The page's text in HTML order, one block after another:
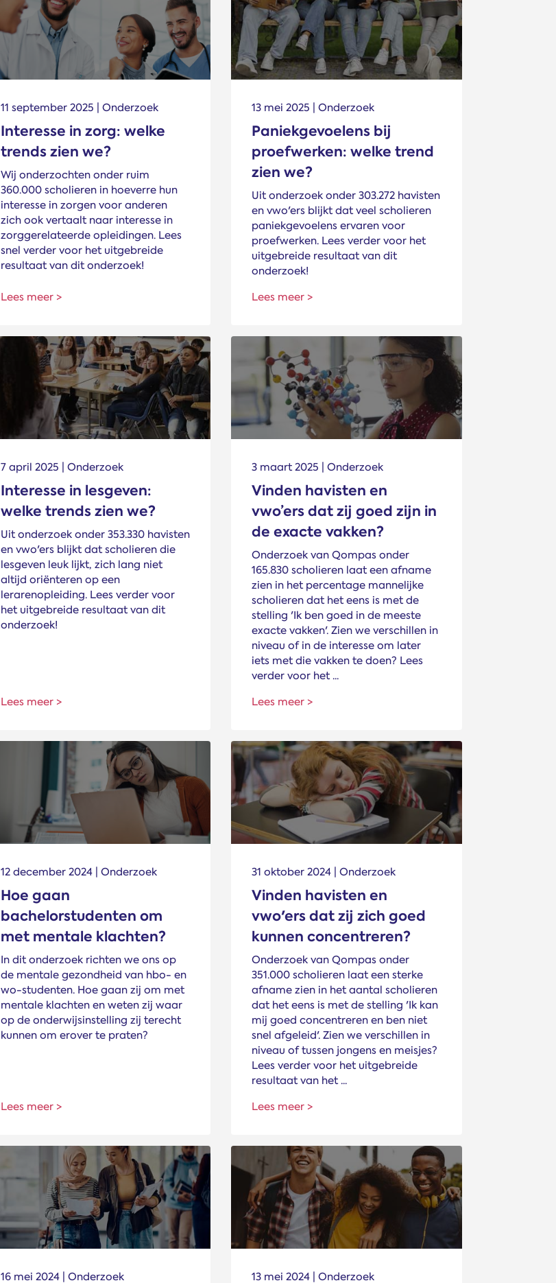
11 september 2025 | Onderzoek
Interesse in zorg: welke
trends zien we?
Wij onderzochten onder ruim
360.000 scholieren in hoeverre hun
interesse in zorgen voor anderen
zich ook vertaalt naar interesse in
zorggerelateerde opleidingen. Lees
snel verder voor het uitgebreide
resultaat van dit onderzoek!
Lees meer >
13 mei 2025 | Onderzoek
Paniekgevoelens bij
proefwerken: welke trend
zien we?
Uit onderzoek onder 303.272 havisten
en vwo'ers blijkt dat veel scholieren
paniekgevoelens ervaren voor
proefwerken. Lees verder voor het
uitgebreide resultaat van dit
onderzoek!
Lees meer >
7 april 2025 | Onderzoek
Interesse in lesgeven:
welke trends zien we?
Uit onderzoek onder 353.330 havisten
en vwo'ers blijkt dat scholieren die
lesgeven leuk lijkt, zich lang niet
altijd oriënteren op een
lerarenopleiding. Lees verder voor
het uitgebreide resultaat van dit
onderzoek!
Lees meer >
3 maart 2025 | Onderzoek
Vinden havisten en
vwo’ers dat zij goed zijn in
de exacte vakken?
Onderzoek van Qompas onder
165.830 scholieren laat een afname
zien in het percentage mannelijke
scholieren dat het eens is met de
stelling 'Ik ben goed in de meeste
exacte vakken'. Zien we verschillen in
niveau of in de interesse om later
iets met die vakken te doen? Lees
verder voor het ...
Lees meer >
12 december 2024 | Onderzoek
Hoe gaan
bachelorstudenten om
met mentale klachten?
In dit onderzoek richten we ons op
de mentale gezondheid van hbo- en
wo-studenten. Hoe gaan zij om met
mentale klachten en weten zij waar
op de onderwijsinstelling zij terecht
kunnen om erover te praten?
Lees meer >
31 oktober 2024 | Onderzoek
Vinden havisten en
vwo'ers dat zij zich goed
kunnen concentreren?
Onderzoek van Qompas onder
351.000 scholieren laat een sterke
afname zien in het aantal scholieren
dat het eens is met de stelling 'Ik kan
mij goed concentreren en ben niet
snel afgeleid'. Zien we verschillen in
niveau of tussen jongens en meisjes?
Lees verder voor het uitgebreide
resultaat van het ...
Lees meer >
16 mei 2024 | Onderzoek 13 mei 2024 | Onderzoek